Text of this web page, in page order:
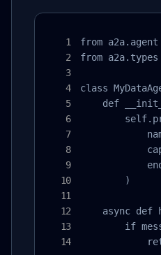
from
from a2a.types
class
def
        )
async def
if